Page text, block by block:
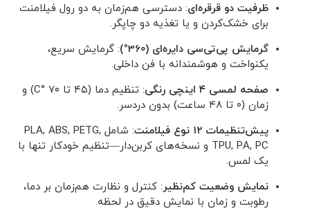
ظرفیت دو قرقره‌ای: دسترسی هم‌زمان به دو رول فیلامنت
برای خشک‌کردن و یا تغذیه دو چاپگر.
گرمایش پی‌تی‌سی دایره‌ای (360°)
: گرمایش سریع،
یکنواخت و هوشمندانه با فن داخلی.
صفحه لمسی ۴ اینچی رنگی
: تنظیم دما (۴۵ تا ۷۰ °C) و
زمان (۰ تا ۴۸ ساعت) بدون دردسر.
پیش‌تنظیمات ۱۲ نوع فیلامنت
: شامل PLA, ABS, PETG,
TPU, PA, PC و نسخه‌های کربن‌دار—تنظیم خودکار تنها با
یک لمس.
نمایش وضعیت کم‌نظیر: کنترل و نظارت هم‌زمان بر دما،
رطوبت و زمان با نمایش دقیق در لحظه.